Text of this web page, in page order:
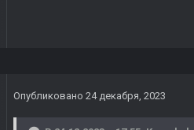
Опубликовано 24 декабря, 2023